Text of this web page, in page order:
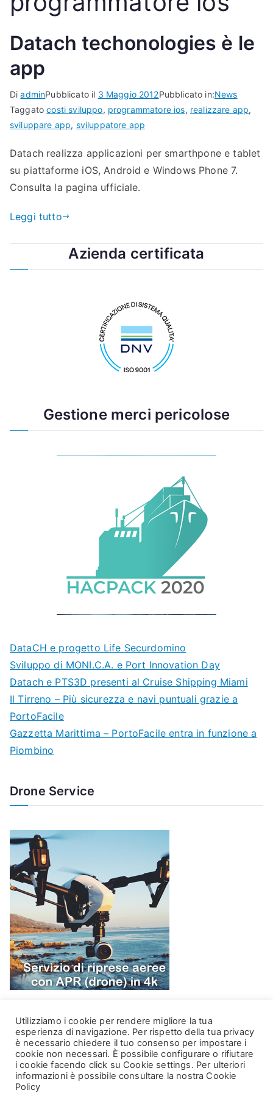
Datach techonologies è le
app
DiadminPubblicato il 3 Maggio 2012Pubblicato in:News
Taggatocosti sviluppo, programmatore ios, realizzare app,
sviluppare app, sviluppatore app
Datach realizza applicazioni per smarthpone e tablet
su piattaforme iOS, Android e Windows Phone 7.
Consulta la pagina ufficiale.
Leggi tutto
Azienda certificata
Gestione merci pericolose
DataCH e progetto Life Securdomino
Sviluppo di MONI.C.A. e Port Innovation Day
Datach e PTS3D presenti al Cruise Shipping Miami
Il Tirreno – Più sicurezza e navi puntuali grazie a
PortoFacile
Gazzetta Marittima – PortoFacile entra in funzione a
Piombino
Drone Service
Copyright © 2026
Utilizziamo i cookie per rendere migliore la tua
esperienza di navigazione. Per rispetto della tua privacy
è necessario chiedere il tuo consenso per impostare i
cookie non necessari. È possibile configurare o rifiutare
i cookie facendo click su Cookie settings. Per ulteriori
informazioni è possibile consultare la nostra Cookie
Policy